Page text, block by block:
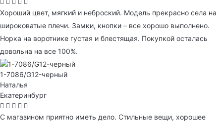
Хороший цвет, мягкий и неброский. Модель прекрасно села на
широковатые плечи. Замки, кнопки – все хорошо выполнено.
Норка на воротнике густая и блестящая. Покупкой осталась
довольна на все 100%.
1-7086/G12-черный
Наталья
Екатеринбург
С магазином приятно иметь дело. Стильные вещи, хорошее